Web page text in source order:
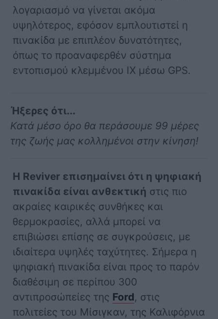
λογαριασμό να γίνεται ακόμα
υψηλότερος, εφόσον εμπλουτιστεί η
πινακίδα με επιπλέον δυνατότητες,
όπως το προαναφερθέν σύστημα
εντοπισμού κλεμμένου IX μέσω GPS.
Ήξερες ότι...
Κατά μέσο όρο θα περάσουμε 99 μέρες
της ζωής μας κολλημένοι στην κίνηση!
Η Reviver επισημαίνει ότι η ψηφιακή
πινακίδα είναι ανθεκτική στις πιο
ακραίες καιρικές συνθήκες και
θερμοκρασίες, αλλά μπορεί να
επιβιώσει επίσης σε συγκρούσεις, με
ιδιαίτερα υψηλές ταχύτητες. Σήμερα η
ψηφιακή πινακίδα είναι προς το παρόν
διαθέσιμη σε περίπου 300
αντιπροσώπείες της Ford, στις
πολιτείες του Μίσιγκαν, της Καλιφόρνια